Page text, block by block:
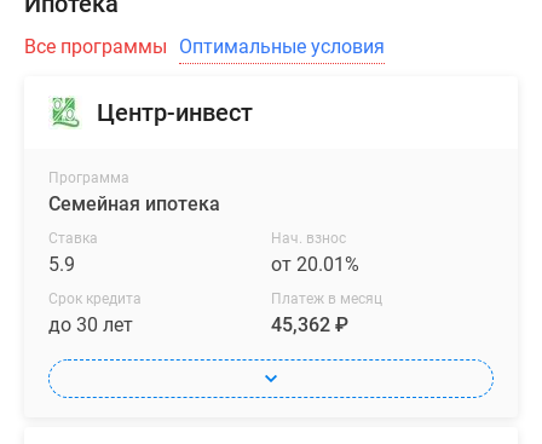
и
для
отдыха.
ещё
парк»
третьим
проектом
ПИК
Все программы Оптимальные условия
Центр-инвест
Программа
Семейная ипотека
Ставка
5.9
Нач. взнос
от 20.01%
Срок кредита
до 30 лет
Платеж в месяц
45,362 ₽